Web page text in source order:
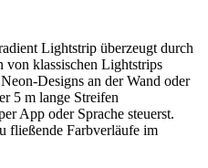
Lightstrip überzeugt durch
von klassischen Lightstrips
Designs an der Wand oder
5 m lange Streifen
App oder Sprache steuerst.
fließende Farbverläufe im